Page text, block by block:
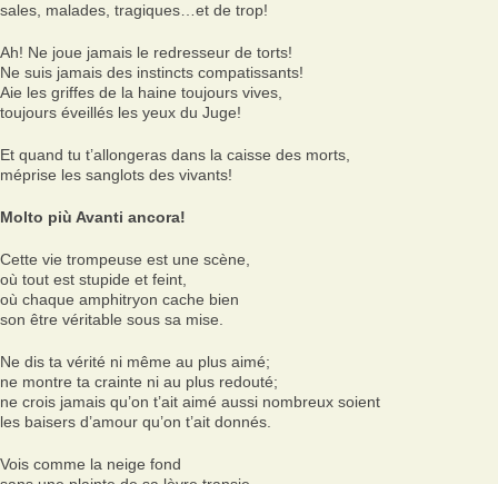
sales, malades, tragiques…et de trop!
Ah! Ne joue jamais le redresseur de torts!
Ne suis jamais des instincts compatissants!
Aie les griffes de la haine toujours vives,
toujours éveillés les yeux du Juge!
Et quand tu t’allongeras dans la caisse des morts,
méprise les sanglots des vivants!
Molto più Avanti ancora!
Cette vie trompeuse est une scène,
où tout est stupide et feint,
où chaque amphitryon cache bien
son être véritable sous sa mise.
Ne dis ta vérité ni même au plus aimé;
ne montre ta crainte ni au plus redouté;
ne crois jamais qu’on t’ait aimé aussi nombreux soient
les baisers d’amour qu’on t’ait donnés.
Vois comme la neige fond